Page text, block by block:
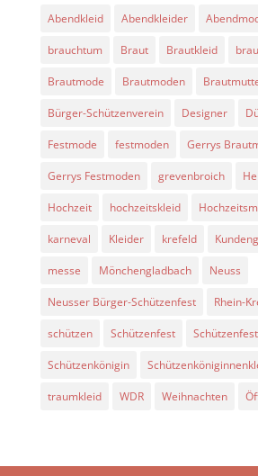
Abendkleid Abendkleider
brauchtum Braut Brautkleid
Brautmode Brautmoden
Bürger-Schützenverein Designer
Festmode festmoden Gerrys
Gerrys Festmoden grevenbroich
Hochzeit hochzeitskleid
karneval Kleider krefeld
messe Mönchengladbach Neuss
Neusser Bürger-Schützenfest Rhein-
schützen Schützenfest
Schützenkönigin
traumkleid WDR Weihnachten